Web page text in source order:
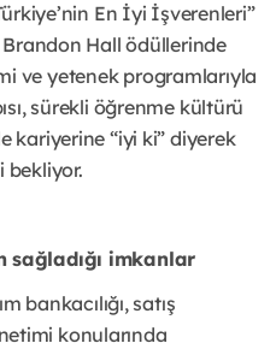
En İyi İşverenleri”
Brandon Hall ödüllerinde
ve yetenek programlarıyla
sürekli öğrenme kültürü
kariyerine “iyi ki” diyerek
bekliyor.
sağladığı imkanlar
bankacılığı, satış
konularında